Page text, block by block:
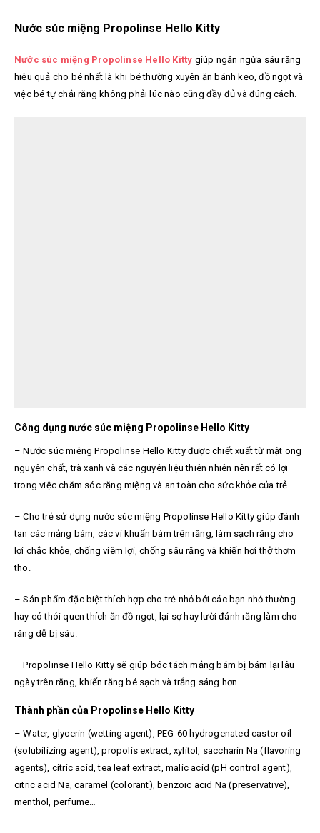
Nước súc miệng Propolinse Hello Kitty
Nước súc miệng Propolinse Hello Kitty giúp ngăn ngừa sâu răng
hiệu quả cho bé nhất là khi bé thường xuyên ăn bánh kẹo, đồ ngọt và
việc bé tự chải răng không phải lúc nào cũng đầy đủ và đúng cách.
Công dụng nước súc miệng Propolinse Hello Kitty
– Nước súc miệng Propolinse Hello Kitty được chiết xuất từ mật ong
nguyên chất, trà xanh và các nguyên liệu thiên nhiên nên rất có lợi
trong việc chăm sóc răng miệng và an toàn cho sức khỏe của trẻ.
– Cho trẻ sử dụng nước súc miệng Propolinse Hello Kitty giúp đánh
tan các mảng bám, các vi khuẩn bám trên răng, làm sạch răng cho
lợi chắc khỏe, chống viêm lợi, chống sâu răng và khiến hơi thở thơm
tho.
– Sản phẩm đặc biệt thích hợp cho trẻ nhỏ bởi các bạn nhỏ thường
hay có thói quen thích ăn đồ ngọt, lại sợ hay lười đánh răng làm cho
răng dễ bị sâu.
– Propolinse Hello Kitty sẽ giúp bóc tách mảng bám bị bám lại lâu
ngày trên răng, khiến răng bé sạch và trắng sáng hơn.
Thành phần của Propolinse Hello Kitty
– Water, glycerin (wetting agent), PEG-60 hydrogenated castor oil
(solubilizing agent), propolis extract, xylitol, saccharin Na (flavoring
agents), citric acid, tea leaf extract, malic acid (pH control agent),
citric acid Na, caramel (colorant), benzoic acid Na (preservative),
menthol, perfume…